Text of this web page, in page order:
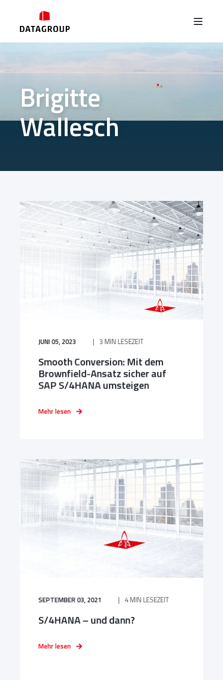
Brigitte
Wallesch
JUNI 05, 2023 3 MIN LESEZEIT
Smooth Conversion: Mit dem
Brownfield-Ansatz sicher auf
SAP S/4HANA umsteigen
Mehr lesen
SEPTEMBER 03, 2021 4 MIN LESEZEIT
S/4HANA – und dann?
Mehr lesen